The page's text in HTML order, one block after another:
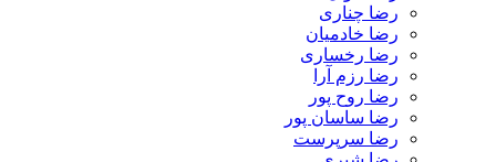
رضا چناری
رضا خادمیان
رضا رخساری
رضا رزم آرا
رضا روح پور
رضا ساسان پور
رضا سرپرست